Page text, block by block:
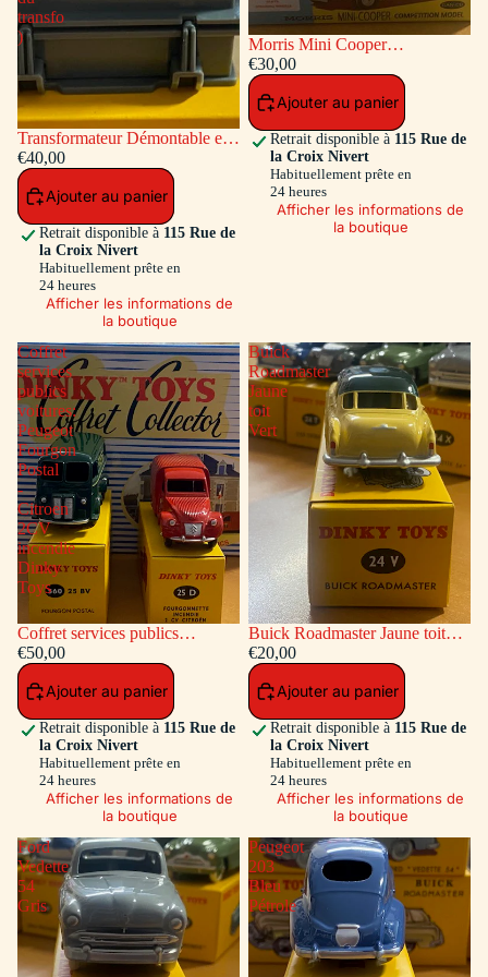
transfo
)
Transformateur Démontable en
matiére plastique Ref ADT-833
( Accessoires a l'intérieur du
transfo )
€40,00
Ajouter au panier
Retrait disponible à 115 Rue de
la Croix Nivert
Habituellement prête en
24 heures
Afficher les informations de
la boutique
Morris Mini Cooper
Competition #7 Bleu / Toit et
Capot Blanc
€30,00
Ajouter au panier
Retrait disponible à 115 Rue de
la Croix Nivert
Habituellement prête en
24 heures
Afficher les informations de
la boutique
Coffret
services
publics
voitures:
Peugeot
Fourgon
Postal
-
Citroen
2CV
incendie
Dinky
Toys
Coffret services publics
voitures: Peugeot Fourgon
Postal - Citroen 2CV incendie
Dinky Toys
€50,00
Ajouter au panier
Retrait disponible à 115 Rue de
la Croix Nivert
Habituellement prête en
24 heures
Afficher les informations de
la boutique
Buick
Roadmaster
Jaune
toit
Vert
Buick Roadmaster Jaune toit
Vert
€20,00
Ajouter au panier
Retrait disponible à 115 Rue de
la Croix Nivert
Habituellement prête en
24 heures
Afficher les informations de
la boutique
Ford
Vedette
54
Gris
Peugeot
203
Bleu
Pétrole